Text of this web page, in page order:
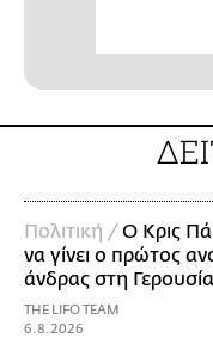
Πολιτική /Ο Κρις
να γίνει ο πρώτος
άνδρας στη
THE LIFO TEAM
6.8.2026